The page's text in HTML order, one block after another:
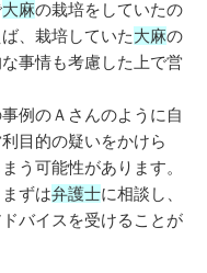
大麻の栽培をしていたの
、栽培していた大麻の
事情も考慮した上で営
例のＡさんのように自
目的の疑いをかけら
う可能性があります。
ずは弁護士に相談し、
バイスを受けることが